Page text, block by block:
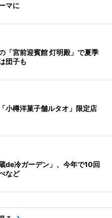
マに
「宮前迎賓館 灯明殿」で夏季
団子も
小樽洋菓子舗ルタオ」限定店
de冷ガーデン」、今年で10回
など